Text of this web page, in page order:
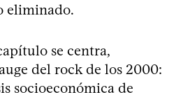
eliminado.
se centra,
del rock de los 2000:
socioeconómica de